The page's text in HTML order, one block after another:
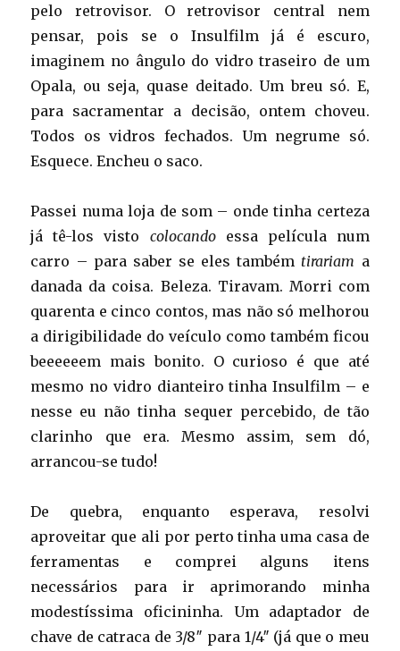
pelo retrovisor. O retrovisor central nem
pensar, pois se o Insulfilm já é escuro,
imaginem no ângulo do vidro traseiro de um
Opala, ou seja, quase deitado. Um breu só. E,
para sacramentar a decisão, ontem choveu.
Todos os vidros fechados. Um negrume só.
Esquece. Encheu o saco.
Passei numa loja de som – onde tinha certeza
já tê-los visto colocandoessa película num
carro – para saber se eles também tirariam a
danada da coisa. Beleza. Tiravam. Morri com
quarenta e cinco contos, mas não só melhorou
a dirigibilidade do veículo como também ficou
beeeeeem mais bonito. O curioso é que até
mesmo no vidro dianteiro tinha Insulfilm – e
nesse eu não tinha sequer percebido, de tão
clarinho que era. Mesmo assim, sem dó,
arrancou-se tudo!
De quebra, enquanto esperava, resolvi
aproveitar que ali por perto tinha uma casa de
ferramentas e comprei alguns itens
necessários para ir aprimorando minha
modestíssima oficininha. Um adaptador de
chave de catraca de 3/8″ para 1/4″ (já que o meu